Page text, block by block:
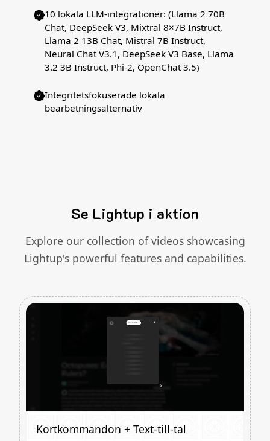
10 lokala LLM-integrationer: (Llama 2 70B
Chat, DeepSeek V3, Mixtral 8×7B Instruct,
Llama 2 13B Chat, Mistral 7B Instruct,
Neural Chat V3.1, DeepSeek V3 Base, Llama
3.2 3B Instruct, Phi-2, OpenChat 3.5)
Integritetsfokuserade lokala
bearbetningsalternativ
Se Lightup i aktion
Explore our collection of videos showcasing
Lightup's powerful features and capabilities.
Kortkommandon + Text-till-tal